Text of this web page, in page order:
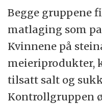
Begge gruppene
matlaging som
Kvinnene på
meieriprodukter,
tilsatt salt og
Kontrollgruppen